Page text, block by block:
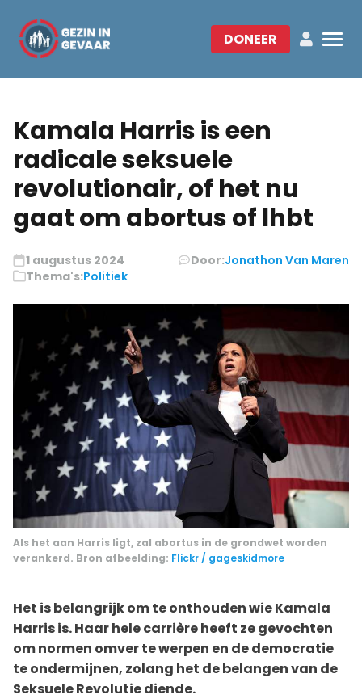
DONEER
Kamala Harris is een
radicale seksuele
revolutionair, of het nu
gaat om abortus of lhbt
1 augustus 2024 Door:Jonathon Van Maren
Thema's:Politiek
Als het aan Harris ligt, zal abortus in de grondwet worden
verankerd. Bron afbeelding: Flickr / gageskidmore
Het is belangrijk om te onthouden wie Kamala
Harris is. Haar hele carrière heeft ze gevochten
om normen omver te werpen en de democratie
te ondermijnen, zolang het de belangen van de
Seksuele Revolutie diende.